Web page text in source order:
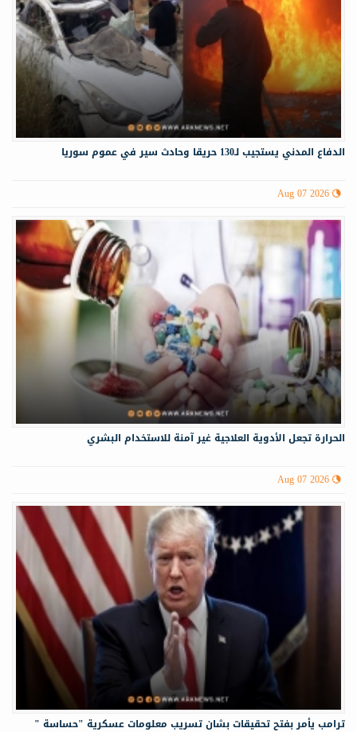
الدفاع المدني يستجيب لـ130 حريقا وحادث سير في عموم سوريا
Aug 07 2026
الحرارة تجعل الأدوية العلاجية غير آمنة للاستخدام البشري
Aug 07 2026
ترامب يأمر بفتح تحقيقات بشان تسريب معلومات عسكرية "حساسة "